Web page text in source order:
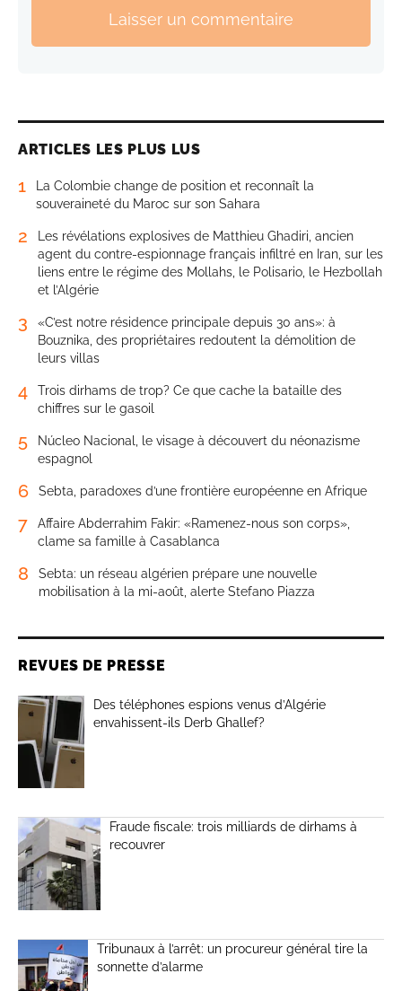
Laisser un commentaire
ARTICLES LES PLUS LUS
1
La Colombie change de position et reconnaît la
souveraineté du Maroc sur son Sahara
2
Les révélations explosives de Matthieu Ghadiri, ancien
agent du contre-espionnage français infiltré en Iran, sur les
liens entre le régime des Mollahs, le Polisario, le Hezbollah
et l’Algérie
3
«C’est notre résidence principale depuis 30 ans»: à
Bouznika, des propriétaires redoutent la démolition de
leurs villas
4
Trois dirhams de trop? Ce que cache la bataille des
chiffres sur le gasoil
5
Núcleo Nacional, le visage à découvert du néonazisme
espagnol
6 Sebta, paradoxes d’une frontière européenne en Afrique
7
Affaire Abderrahim Fakir: «Ramenez-nous son corps»,
clame sa famille à Casablanca
8
Sebta: un réseau algérien prépare une nouvelle
mobilisation à la mi-août, alerte Stefano Piazza
REVUES DE PRESSE
Des téléphones espions venus d’Algérie
envahissent-ils Derb Ghallef?
Fraude fiscale: trois milliards de dirhams à
recouvrer
Tribunaux à l’arrêt: un procureur général tire la
sonnette d’alarme